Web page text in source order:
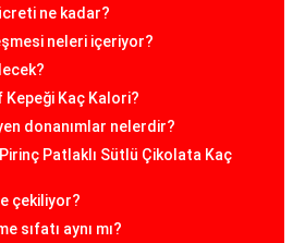
ne kadar?
neleri içeriyor?
Kepeği Kaç Kalori?
donanımlar nelerdir?
Pirinç Patlaklı Sütlü Çikolata Kaç
çekiliyor?
sıfatı aynı mı?